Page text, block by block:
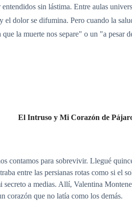
sin lástima. Entre aulas
el dolor se difumina. Pero cuando la
la muerte nos separe" o un "a pesar
El Intruso y Mi Corazón de
contamos para sobrevivir. Llegué
entre las persianas rotas como si el
a medias. Allí, Valentina
corazón que no latía como los demás.